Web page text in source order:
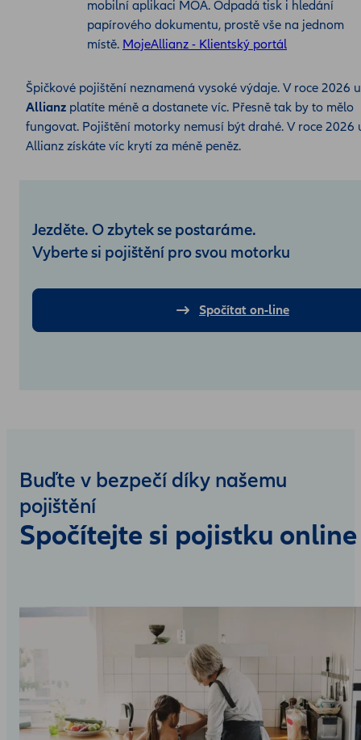
mobilní aplikaci MOA. Odpadá tisk i hledání
papírového dokumentu, prostě vše na jednom
místě. MojeAllianz - Klientský portál
Špičkové pojištění neznamená vysoké výdaje. V roce 2026 u
Allianz platíte méně a dostanete víc. Přesně tak by to mělo
fungovat. Pojištění motorky nemusí být drahé. V roce 2026
Allianz získáte víc krytí za méně peněz.
Jezděte. O zbytek se postaráme.
Vyberte si pojištění pro svou motorku
Spočítat on-line
Buďte v bezpečí díky našemu
pojištění
Spočítejte si pojistku online